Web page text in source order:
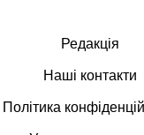
Редакція
Наші контакти
Політика